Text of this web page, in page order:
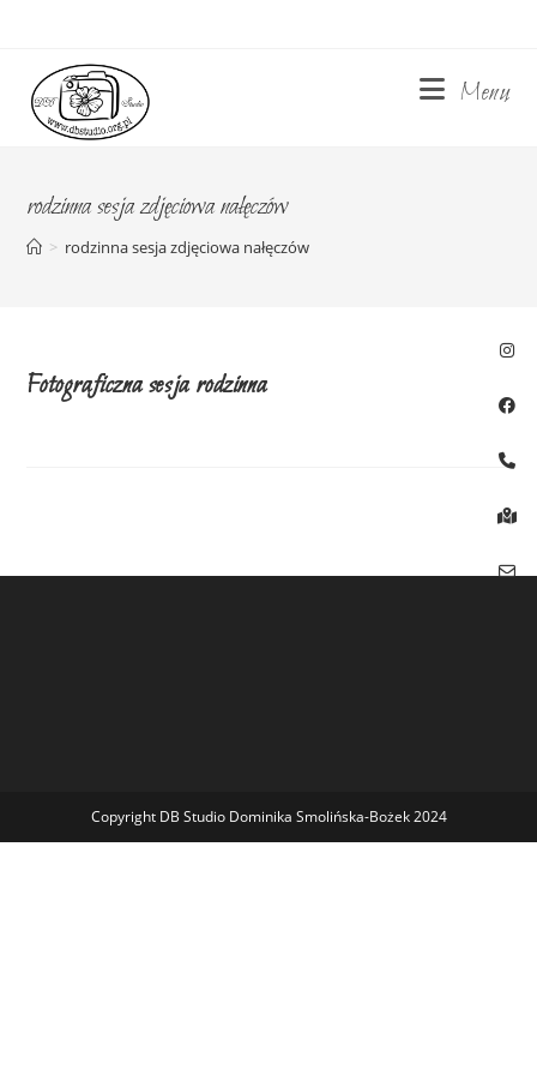
content
Menu
rodzinna sesja zdjęciowa nałęczów
> rodzinna sesja zdjęciowa nałęczów
Fotograficzna sesja rodzinna
Copyright DB Studio Dominika Smolińska-Bożek 2024